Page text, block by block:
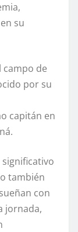
su
campo de
por su
capitán en
también
con
jornada,